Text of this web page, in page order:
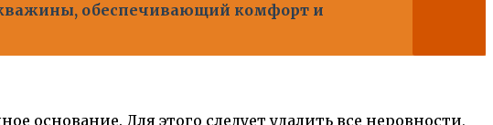
обеспечивающий комфорт и
основание. Для этого следует удалить все неровности,